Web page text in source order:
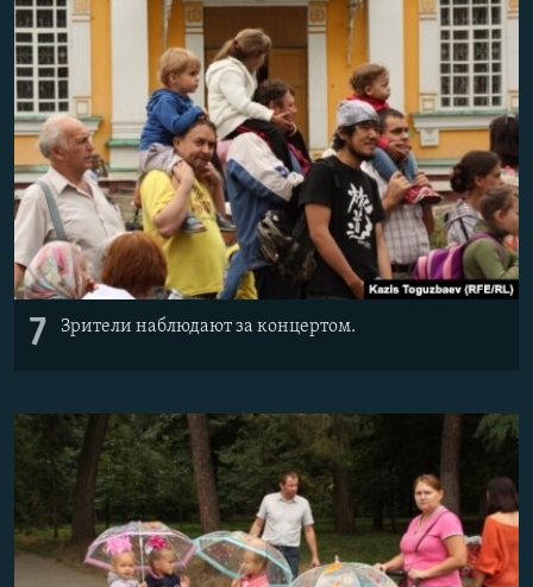
7 Зрители наблюдают за концертом.